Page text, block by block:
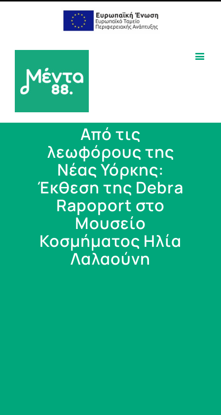
Από τις
λεωφόρους της
Νέας Υόρκης:
Έκθεση της Debra
Rapoport στο
Μουσείο
Κοσμήματος Ηλία
Λαλαούνη